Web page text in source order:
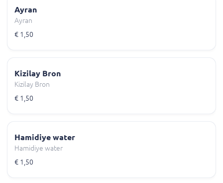
Ayran
Ayran
€ 1,50
Kizilay Bron
Kizilay Bron
€ 1,50
Hamidiye water
Hamidiye water
€ 1,50